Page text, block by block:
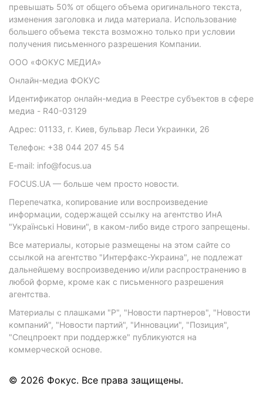
превышать 50% от общего объема оригинального текста,
изменения заголовка и лида материала. Использование
большего объема текста возможно только при условии
получения письменного разрешения Компании.
ООО «ФОКУС МЕДИА»
Онлайн-медиа ФОКУС
Идентификатор онлайн-медиа в Реестре субъектов в сфере
медиа - R40-03129
Адрес: 01133, г. Киев, бульвар Леси Украинки, 26
Телефон: +38 044 207 45 54
E-mail: info@focus.ua
FOCUS.UA — больше чем просто новости.
Перепечатка, копирование или воспроизведение
информации, содержащей ссылку на агентство ИнА
"Українські Новини", в каком-либо виде строго запрещены.
Все материалы, которые размещены на этом сайте со
ссылкой на агентство "Интерфакс-Украина", не подлежат
дальнейшему воспроизведению и/или распространению в
любой форме, кроме как с письменного разрешения
агентства.
Материалы с плашками "Р", "Новости партнеров", "Новости
компаний", "Новости партий", "Инновации", "Позиция",
"Спецпроект при поддержке" публикуются на
коммерческой основе.
© 2026 Фокус. Все права защищены.